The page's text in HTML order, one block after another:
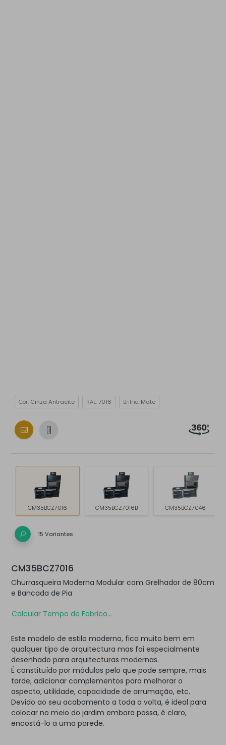
Cor: Cinza Antracite RAL:7016 Brilho: Mate
CM35BCZ7016 CM35BCZ7016B CM35BCZ7046
15 Variantes
CM35BCZ7016
Churrasqueira Moderna Modular com Grelhador de 80cm
e Bancada de Pia
Calcular Tempo de Fabrico...
Este modelo de estilo moderno, fica muito bem em
qualquer tipo de arquitectura mas foi especialmente
desenhado para arquitecturas modernas.
É constituído por módulos pelo que pode sempre, mais
tarde, adicionar complementos para melhorar o
aspecto, utilidade, capacidade de arrumação, etc.
Devido ao seu acabamento a toda a volta, é ideal para
colocar no meio do jardim embora possa, é claro,
encostá-lo a uma parede.